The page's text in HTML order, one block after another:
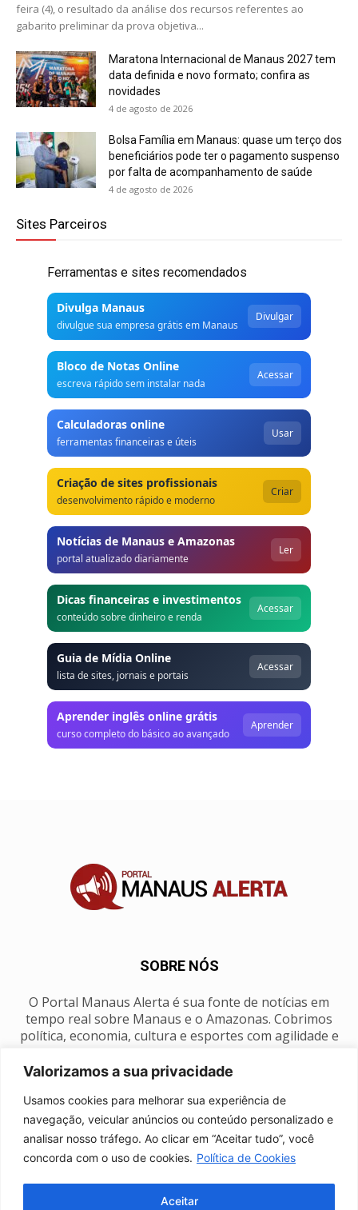
Valorizamos a sua privacidade
Usamos cookies para melhorar sua experiência de
navegação, veicular anúncios ou conteúdo personalizado e
analisar nosso tráfego. Ao clicar em “Aceitar tudo”, você
concorda com o uso de cookies. Política de Cookies
Aceitar
feira (4), o resultado da análise dos recursos referentes ao
gabarito preliminar da prova objetiva...
Maratona Internacional de Manaus 2027 tem
data definida e novo formato; confira as
novidades
4 de agosto de 2026
Bolsa Família em Manaus: quase um terço dos
beneficiários pode ter o pagamento suspenso
por falta de acompanhamento de saúde
4 de agosto de 2026
Sites Parceiros
Ferramentas e sites recomendados
Divulga Manaus
divulgue sua empresa grátis em Manaus
Divulgar
Bloco de Notas Online
escreva rápido sem instalar nada
Acessar
Calculadoras online
ferramentas financeiras e úteis
Usar
Criação de sites profissionais
desenvolvimento rápido e moderno
Criar
Notícias de Manaus e Amazonas
portal atualizado diariamente
Ler
Dicas financeiras e investimentos
conteúdo sobre dinheiro e renda
Acessar
Guia de Mídia Online
lista de sites, jornais e portais
Acessar
Aprender inglês online grátis
curso completo do básico ao avançado
Aprender
SOBRE NÓS
O Portal Manaus Alerta é sua fonte de notícias em
tempo real sobre Manaus e o Amazonas. Cobrimos
política, economia, cultura e esportes com agilidade e
manausalerta@gmail.com
SIGA-NOS